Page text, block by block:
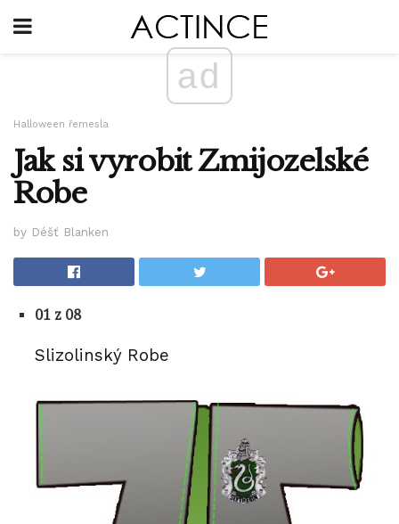
ad
Halloween řemesla
Jak si vyrobit Zmijozelské
Robe
by Déšť Blanken
01 z 08
Slizolinský Robe